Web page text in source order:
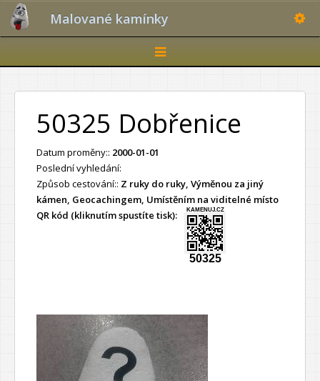
Malované kamínky
Toggle
navigation
50325 Dobřenice
Datum proměny:: 2000-01-01
Poslední vyhledání:
Způsob cestování:: Z ruky do ruky, Výměnou za jiný
kámen, Geocachingem, Umístěním na viditelné místo
QR kód (kliknutím spustíte tisk):
KAMENUJ.CZ
50325